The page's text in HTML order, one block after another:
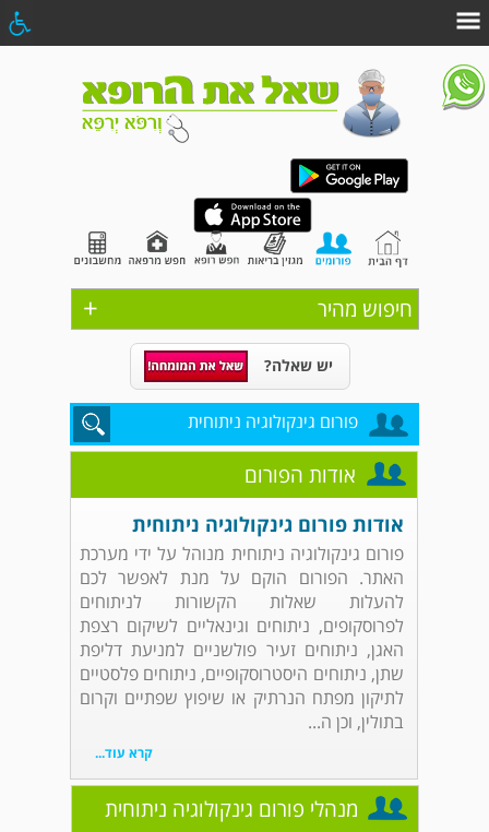
+ חיפוש מהיר
יש שאלה?
פורום גינקולוגיה ניתוחית
אודות הפורום
אודות פורום גינקולוגיה ניתוחית
פורום גינקולוגיה ניתוחית מנוהל על ידי מערכת
האתר. הפורום הוקם על מנת לאפשר לכם
להעלות שאלות הקשורות לניתוחים
לפרוסקופים, ניתוחים וגינאליים לשיקום רצפת
האגן, ניתוחים זעיר פולשניים למניעת דליפת
שתן, ניתוחים היסטרוסקופיים, ניתוחים פלסטיים
לתיקון מפתח הנרתיק או שיפוץ שפתיים וקרום
בתולין, וכן ה...
קרא עוד...
מנהלי פורום גינקולוגיה ניתוחית